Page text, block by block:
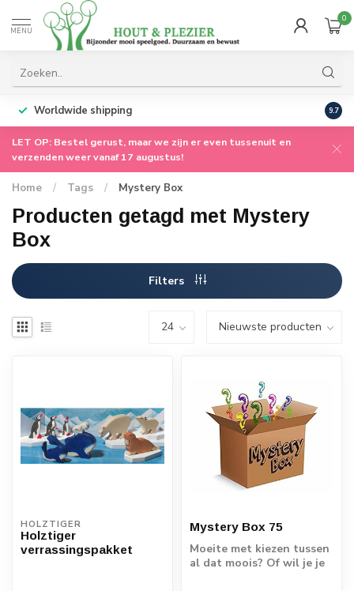
MENU
0
Worldwide shipping 9.7
LET OP: Bestel gerust, maar we zijn er even tussenuit en
verzenden weer vanaf 17 augustus!
Home / Tags / Mystery Box
Producten getagd met Mystery
Box
Filters
HOLZTIGER
Holztiger
verrassingspakket
Mystery Box 75
Moeite met kiezen tussen
al dat moois? Of wil je je